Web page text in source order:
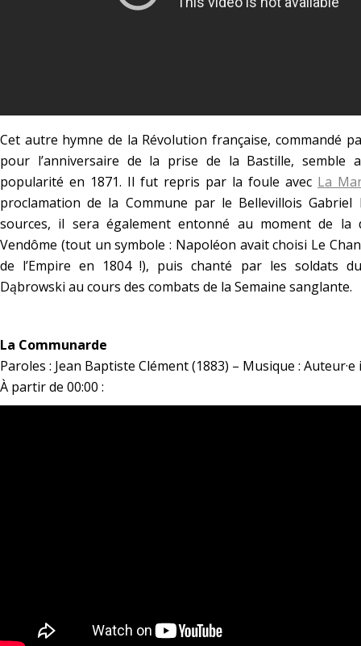
Cet autre hymne de la Révolution française, commandé
pour l’anniversaire de la prise de la Bastille, semble
popularité en 1871. Il fut repris par la foule avec La
proclamation de la Commune par le Bellevillois Gabriel
sources, il sera également entonné au moment de la
Vendôme (tout un symbole : Napoléon avait choisi Le
de l’Empire en 1804 !), puis chanté par les soldats
Dąbrowski au cours des combats de la Semaine sanglante.
La Communarde
Paroles : Jean Baptiste Clément (1883) – Musique : Auteur·e
À partir de 00:00 :